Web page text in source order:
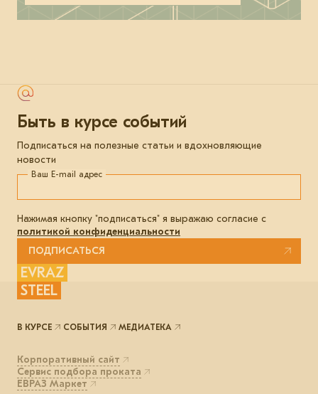
Быть в курсе событий
Подписаться на полезные статьи и вдохновляющие
новости
Ваш E-mail адрес
Нажимая кнопку "подписаться" я выражаю согласие с
политикой конфиденциальности
ПОДПИСАТЬСЯ
EVRAZ
STEEL
Корпоративный сайт
Сервис подбора проката
ЕВРАЗ Маркет
В КУРСЕ СОБЫТИЯ МЕДИАТЕКА